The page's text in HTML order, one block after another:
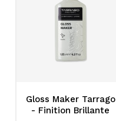
Gloss Maker Tarrago
- Finition Brillante